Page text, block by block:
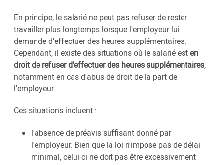
En principe, le salarié ne peut pas refuser de rester
travailler plus longtemps lorsque l'employeur lui
demande d'effectuer des heures supplémentaires.
Cependant, il existe des situations où le salarié esten
droit de refuser d'effectuer des heures supplémentaires,
notamment en cas d'abus de droit de la part de
l'employeur.
Ces situations incluent :
l'absence de préavis suffisant donné par
l'employeur. Bien que la loi n'impose pas de délai
minimal, celui-ci ne doit pas être excessivement